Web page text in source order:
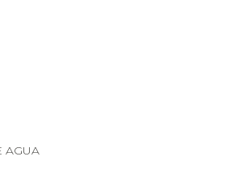
AGUA